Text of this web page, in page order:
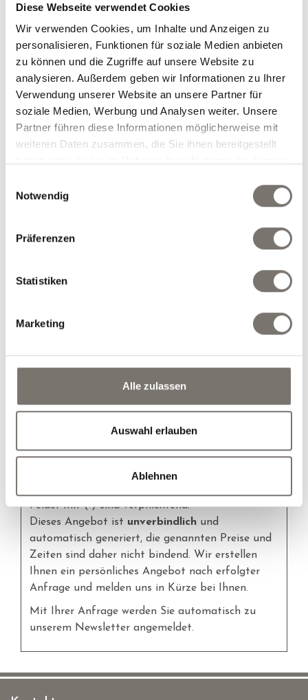
Diese Webseite verwendet Cookies
Wir verwenden Cookies, um Inhalte und Anzeigen zu
personalisieren, Funktionen für soziale Medien anbieten
zu können und die Zugriffe auf unsere Website zu
analysieren. Außerdem geben wir Informationen zu Ihrer
Verwendung unserer Website an unsere Partner für
soziale Medien, Werbung und Analysen weiter. Unsere
Partner führen diese Informationen möglicherweise mit
weiteren Daten zusammen, die Sie ihnen bereitgestellt
Notwendig
Präferenzen
Statistiken
Marketing
Alle zulassen
Auswahl erlauben
Ablehnen
Alternative Abreise
Zimmertyp und Anzahl der Personen
auswählen
Zimmertyp auswählen*
Anzahl
*
Nur Zimmer mit Frühstück
Hunde
persönliches Angebot erstellen
Felder mit (*) sind verpflichtend!
Dieses Angebot ist unverbindlich und
automatisch generiert, die genannten Preise und
Zeiten sind daher nicht bindend. Wir erstellen
Ihnen ein persönliches Angebot nach erfolgter
Anfrage und melden uns in Kürze bei Ihnen.
Mit Ihrer Anfrage werden Sie automatisch zu
unserem Newsletter angemeldet.